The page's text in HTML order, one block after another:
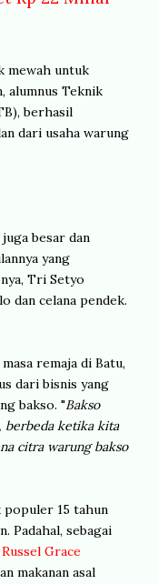
mewah untuk
alumnus Teknik
berhasil
dari usaha warung
besar dan
yang
Tri Setyo
dan celana pendek.
remaja di Batu,
dari bisnis yang
bakso. "Bakso
berbeda ketika kita
citra warung bakso
populer 15 tahun
Padahal, sebagai
Grace
makanan asal